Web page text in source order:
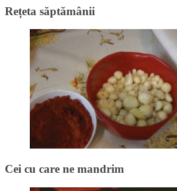
Rețeta săptămânii
Cei cu care ne mandrim